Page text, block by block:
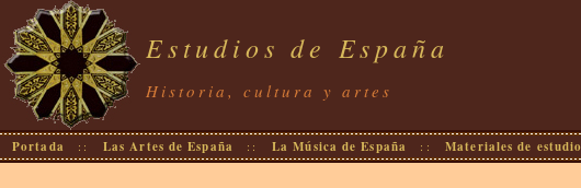
Estudios de España
Historia, cultura y artes
Portada :: Las Artes de España ::La Música de España ::Materiales de estudio